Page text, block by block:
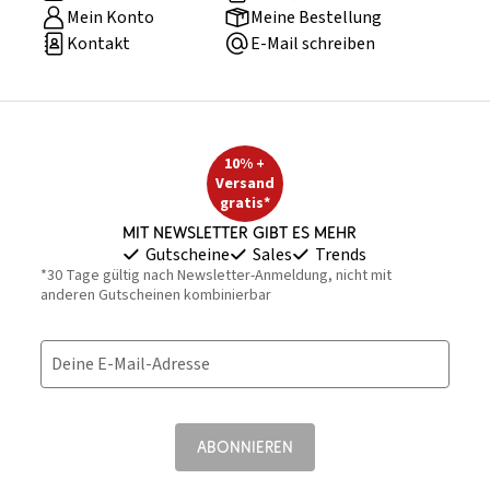
Mein Konto
Meine Bestellung
Kontakt
E-Mail schreiben
10% +
Versand
gratis*
Mit Newsletter gibt es mehr
Gutscheine Sales Trends
*30 Tage gültig nach Newsletter-Anmeldung, nicht mit
anderen Gutscheinen kombinierbar
Deine E-Mail-Adresse
ABONNIEREN